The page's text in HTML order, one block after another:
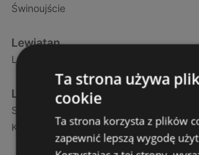
Świnoujście
Lewiatan
Leśna 11, 72 - 514, wisełka, 72-513
Lewiatan
Strzelecka 12f, 72 - 400, kamień
Kamień Pomorski
Ta strona używa
cookie
Ta strona korzysta z plików
zapewnić lepszą wygodę